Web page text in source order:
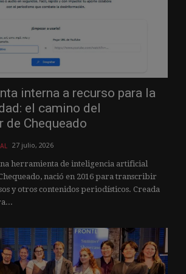
interna a recurso para la
el camino del
de Chequeado
27 julio, 2026
herramienta de inteligencia artificial
nació en 2016 para transcribir
y otros contenidos periodísticos. Creada